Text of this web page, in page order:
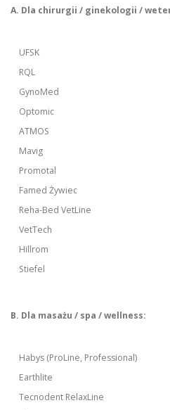
A. Dla chirurgii / ginekologii /
UFSK
RQL
GynoMed
Optomic
ATMOS
Mavig
Promotal
Famed Żywiec
Reha-Bed VetLine
VetTech
Hillrom
Stiefel
B. Dla masażu / spa / wellness:
Habys (ProLine, Professional)
Earthlite
Tecnodent RelaxLine